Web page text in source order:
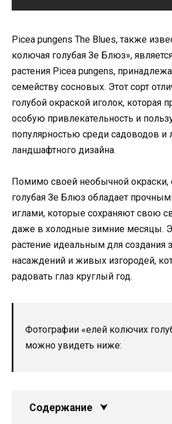
Picea pungens The Blues, также
колючая голубая Зе Блюз»,
растения Picea pungens,
семейству сосновых. Этот сорт
голубой окраской иголок, которая
особую привлекательность и
популярностью среди садоводов и
ландшафтного дизайна.
Помимо своей необычной окраски,
голубая Зе Блюз обладает
иглами, которые сохраняют свою
даже в холодные зимние месяцы.
растение идеальным для создания
насаждений и живых изгородей,
радовать глаз круглый год.
Фотографии «елей колючих
можно увидеть ниже:
Содержание